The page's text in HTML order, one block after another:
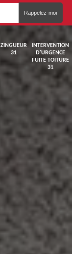
ZINGUEUR
31
INTERVENTION
D'URGENCE
FUITE TOITURE
31